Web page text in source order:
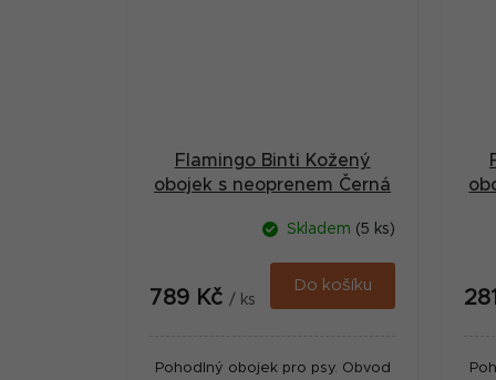
Flamingo Binti Kožený
obojek s neoprenem Černá
Skladem (5 ks)
789 Kč / ks
Do košíku
Pohodlný obojek pro psy. Obvod